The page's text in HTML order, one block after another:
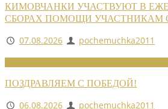
КИМОВЧАНКИ УЧАСТВУЮТ В
СБОРАХ ПОМОЩИ УЧАСТНИКАМ
07.08.2026
pochemuchka2011
ПОЗДРАВЛЯЕМ С ПОБЕДОЙ!
06.08.2026
pochemuchka2011